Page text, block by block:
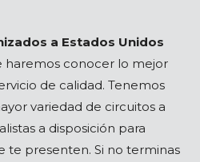
a Estados Unidos
haremos conocer lo mejor
de calidad. Tenemos
variedad de circuitos a
a disposición para
te presenten. Si no terminas